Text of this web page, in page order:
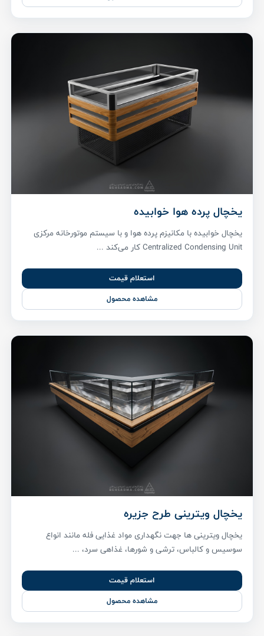
یخچال پرده هوا خوابیده
یخچال خوابیده با مکانیزم پرده هوا و با سیستم موتورخانه مرکزی
Centralized Condensing Unit کار می‌کند ...
استعلام قیمت
مشاهده محصول
یخچال ویترینی طرح جزیره
یخچال ویترینی ها جهت نگهداری مواد غذایی فله مانند انواع
سوسیس و کالباس، ترشی و شورها، غذاهی سرد، ...
استعلام قیمت
مشاهده محصول